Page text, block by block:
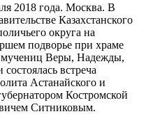
2018 года. Москва. В
Казахстанского
округа на
подворье при храме
мучениц Веры, Надежды,
встреча
Астанайского и
Костромской
Ситниковым.